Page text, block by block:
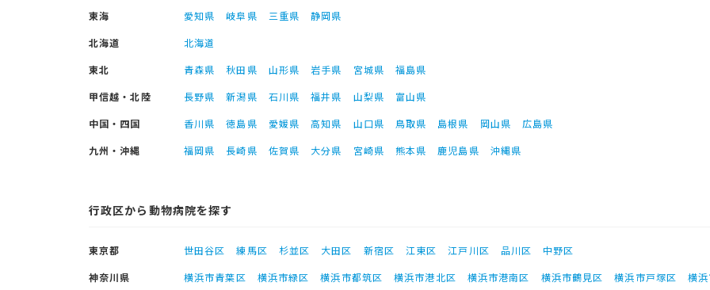
東海
愛知県 岐阜県 三重県
静岡県
北海道
北海道
東北
青森県 秋田県 山形県 岩手県 宮城県
福島県
甲信越・北陸
長野県 新潟県 石川県 福井県 山梨県
富山県
中国・四国
香川県 徳島県 愛媛県 高知県 山口県 鳥取県 島根県 岡山県
広島県
九州・沖縄
福岡県 長崎県 佐賀県 大分県 宮崎県 熊本県 鹿児島県 沖縄県
行政区から動物病院を探す
東京都 世田谷区 練馬区 杉並区 大田区 新宿区 江東区 江戸川区 品川区
中野区
神奈川県
横浜市青葉区 横浜市緑区 横浜市都筑区 横浜市港北区 横浜市港南区 横浜市鶴見区 横浜市戸塚区
横